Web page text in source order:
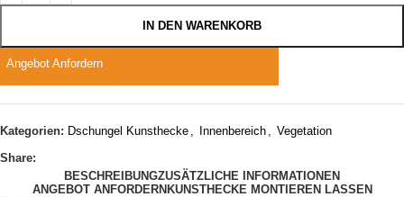
IN DEN WARENKORB
Angebot Anfordern
Kategorien: Dschungel Kunsthecke , Innenbereich , Vegetation
Share:
BESCHREIBUNGZUSÄTZLICHE INFORMATIONEN
ANGEBOT ANFORDERN KUNSTHECKE MONTIEREN LASSEN